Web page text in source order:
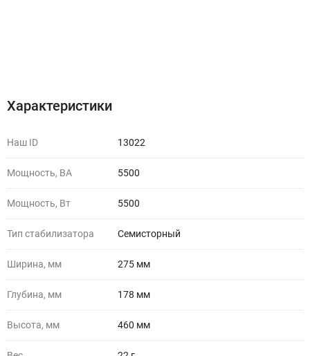
Характеристики
Наш ID 13022
Мощность, ВА 5500
Мощность, Вт 5500
Тип стабилизатора Семисторный
Ширина, мм 275 мм
Глубина, мм 178 мм
Высота, мм 460 мм